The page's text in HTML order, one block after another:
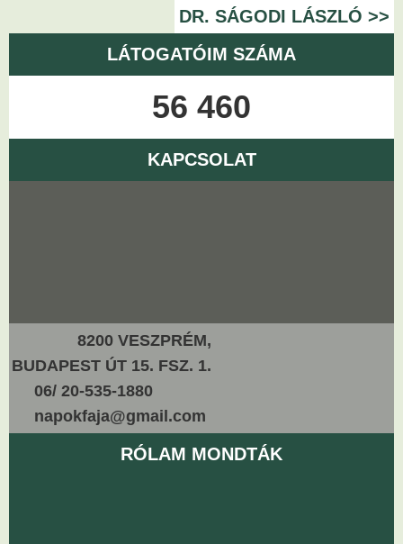
DR. SÁGODI LÁSZLÓ >>
LÁTOGATÓIM SZÁMA
56 460
KAPCSOLAT
8200 VESZPRÉM,
BUDAPEST ÚT 15. FSZ. 1.
06/ 20-535-1880
napokfaja@gmail.com
RÓLAM MONDTÁK